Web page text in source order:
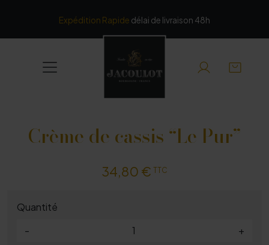
Expédition Rapide délai de livraison 48h
Crème de cassis “Le Pur”
34,80 € TTC
Quantité
-
+